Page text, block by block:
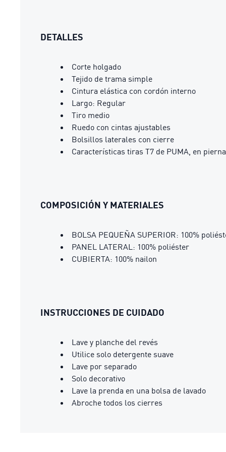
DETALLES
Corte holgado
Tejido de trama simple
Cintura elástica con cordón interno
Largo: Regular
Tiro medio
Ruedo con cintas ajustables
Bolsillos laterales con cierre
Características tiras T7 de PUMA, en
COMPOSICIÓN Y MATERIALES
BOLSA PEQUEÑA SUPERIOR: 100%
PANEL LATERAL: 100% poliéster
CUBIERTA: 100% nailon
INSTRUCCIONES DE CUIDADO
Lave y planche del revés
Utilice solo detergente suave
Lave por separado
Solo decorativo
Lave la prenda en una bolsa de lavado
Abroche todos los cierres